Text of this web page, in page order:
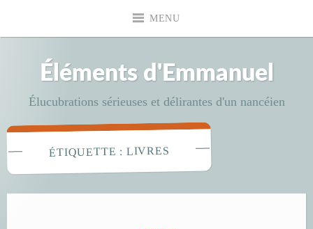
MENU
Éléments d'Emmanuel
Élucubrations sérieuses et délirantes d'un nancéien
ÉTIQUETTE : LIVRES